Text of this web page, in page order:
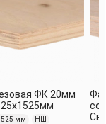
ФК 20мм
мм НШ